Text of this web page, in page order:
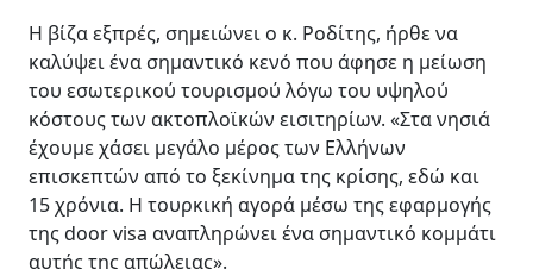
Η βίζα εξπρές, σημειώνει ο κ. Ροδίτης, ήρθε να
καλύψει ένα σημαντικό κενό που άφησε η μείωση
του εσωτερικού τουρισμού λόγω του υψηλού
κόστους των ακτοπλοϊκών εισιτηρίων. «Στα νησιά
έχουμε χάσει μεγάλο μέρος των Ελλήνων
επισκεπτών από το ξεκίνημα της κρίσης, εδώ και
15 χρόνια. Η τουρκική αγορά μέσω της εφαρμογής
της door visa αναπληρώνει ένα σημαντικό κομμάτι
αυτής της απώλειας».